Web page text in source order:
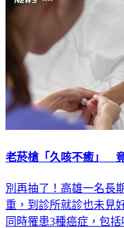
老菸槍「久咳不癒」
別再抽了！高雄一名長
重，到診所就診也未見
同時罹患3種癌症，包